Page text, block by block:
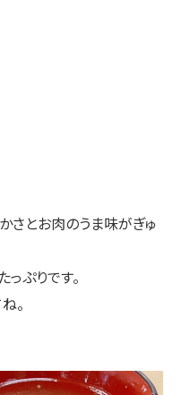
さとお肉のうま味がぎゅ
ぷりです。
。